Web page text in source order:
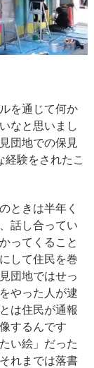
を通じて何か
なと思いまし
団地での保見
験をされたこ
ときは半年く
話し合ってい
ってくること
して住民を巻
団地ではせっ
やった人が逮
は住民が通報
するんです
い絵」だった
れまでは落書